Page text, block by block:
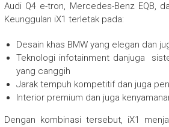
Audi Q4 e-tron, Mercedes-Benz EQB,
Keunggulan iX1 terletak pada:
Desain khas BMW yang elegan dan
Teknologi infotainment danjuga
yang canggih
Jarak tempuh kompetitif dan juga
Interior premium dan juga
Dengan kombinasi tersebut, iX1